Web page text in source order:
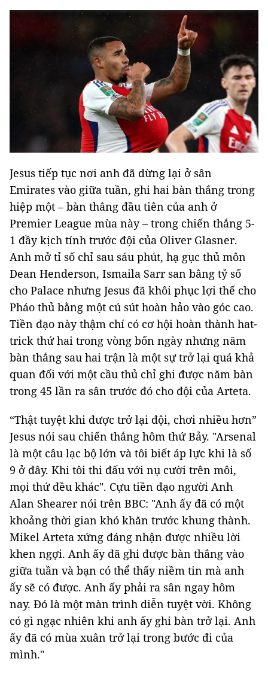
Jesus tiếp tục nơi anh đã dừng lại ở sân
Emirates vào giữa tuần, ghi hai bàn thắng trong
hiệp một – bàn thắng đầu tiên của anh ở
Premier League mùa này – trong chiến thắng 5-
1 đầy kịch tính trước đội của Oliver Glasner.
Anh mở tỉ số chỉ sau sáu phút, hạ gục thủ môn
Dean Henderson, Ismaila Sarr san bằng tỷ số
cho Palace nhưng Jesus đã khôi phục lợi thế cho
Pháo thủ bằng một cú sút hoàn hảo vào góc cao.
Tiền đạo này thậm chí có cơ hội hoàn thành hat-
trick thứ hai trong vòng bốn ngày nhưng năm
bàn thắng sau hai trận là một sự trở lại quá khả
quan đối với một cầu thủ chỉ ghi được năm bàn
trong 45 lần ra sân trước đó cho đội của Arteta.
“Thật tuyệt khi được trở lại đội, chơi nhiều hơn”
Jesus nói sau chiến thắng hôm thứ Bảy. "Arsenal
là một câu lạc bộ lớn và tôi biết áp lực khi là số
9 ở đây. Khi tôi thi đấu với nụ cười trên môi,
mọi thứ đều khác". Cựu tiền đạo người Anh
Alan Shearer nói trên BBC: "Anh ấy đã có một
khoảng thời gian khó khăn trước khung thành.
Mikel Arteta xứng đáng nhận được nhiều lời
khen ngợi. Anh ấy đã ghi được bàn thắng vào
giữa tuần và bạn có thể thấy niềm tin mà anh
ấy sẽ có được. Anh ấy phải ra sân ngay hôm
nay. Đó là một màn trình diễn tuyệt vời. Không
có gì ngạc nhiên khi anh ấy ghi bàn trở lại. Anh
ấy đã có mùa xuân trở lại trong bước đi của
mình."